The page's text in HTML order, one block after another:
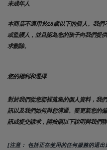
未成年人
本商店不適用於18歲以下的個人。我
或監護人，並且認為您的孩子向我們提
求刪除。
您的權利和選擇
對於我們從您那裡蒐集的個人資料，我
訊以及我們如何與您溝通。要更新您的
訊或提交請求，請按照以下說明與我們聯
[注意： 包括正在使用的任何服務的退